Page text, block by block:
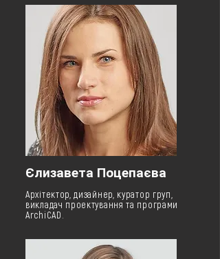
Єлизавета Поцепаєва
Архітектор, дизайнер, куратор груп,
викладач проектування та програми
ArchiCAD.